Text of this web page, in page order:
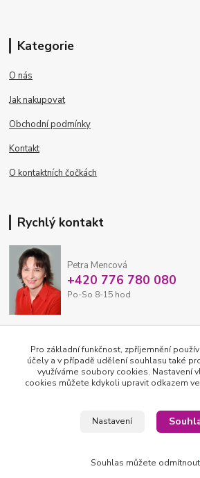
Kategorie
O nás
Jak nakupovat
Obchodní podmínky
Kontakt
O kontaktních čočkách
Rychlý kontakt
Petra Mencová
+420 776 780 080
Po-So 8-15 hod
2026 © OFTEX oční
Pro základní funkčnost, zpříjemnění
účely a v případě udělení souhlasu také
využíváme soubory cookies. Nastavení
cookies můžete kdykoli upravit odkazem
Nastavení
Souhlas můžete odmítnout